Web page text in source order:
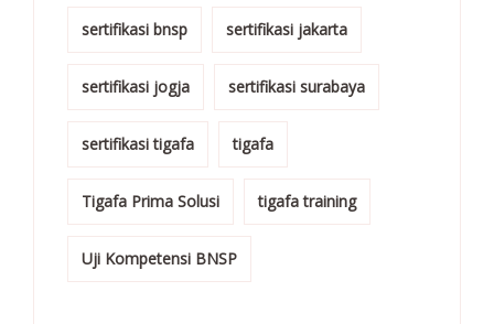
sertifikasi bnsp sertifikasi jakarta
sertifikasi jogja sertifikasi surabaya
sertifikasi tigafa tigafa
Tigafa Prima Solusi tigafa training
Uji Kompetensi BNSP